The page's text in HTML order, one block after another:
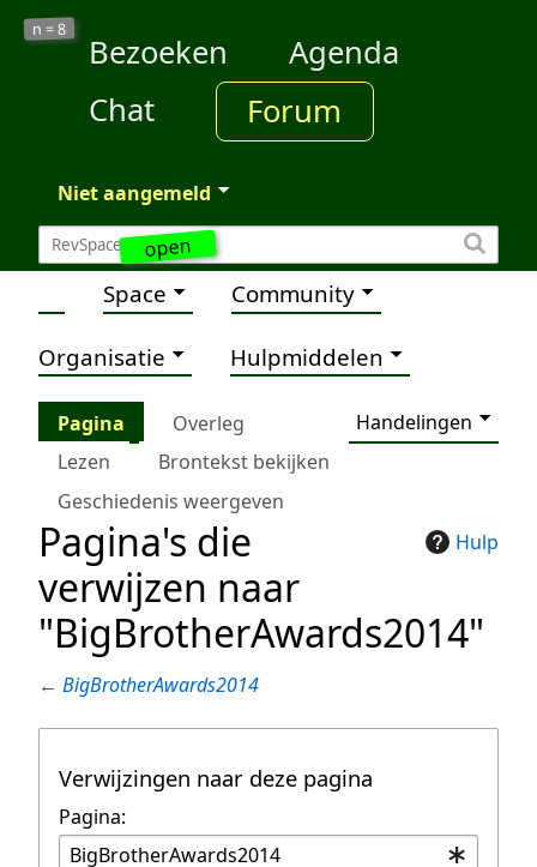
open
n =8
Bezoeken
Agenda
Chat
Forum
Niet aangemeld
Space Community
Organisatie Hulpmiddelen
Pagina Overleg
Handelingen
Lezen
Brontekst bekijken
Geschiedenis weergeven
Hulp
Pagina's die
verwijzen naar
"BigBrotherAwards2014"
← BigBrotherAwards2014
Verwijzingen naar deze pagina
Pagina: